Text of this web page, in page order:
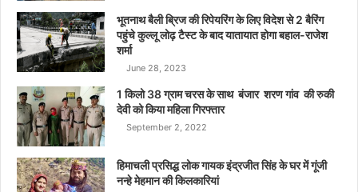
भूतनाथ बैली ब्रिज की रिपेयरिंग के लिए विदेश से 2 बैरिंग
पहुंचे कुल्लू लोढ़ टैस्ट के बाद यातायात होगा बहाल-राजेश
शर्मा
June 28, 2023
1 किलो 38 ग्राम चरस के साथ बंजार शरण गांव की रुकी
देवी को किया महिला गिरफ्तार
September 2, 2022
हिमाचली प्रसिद्ध लोक गायक इंद्रजीत सिंह के घर में गूंजी
नन्हे मेहमान की किलकारियां